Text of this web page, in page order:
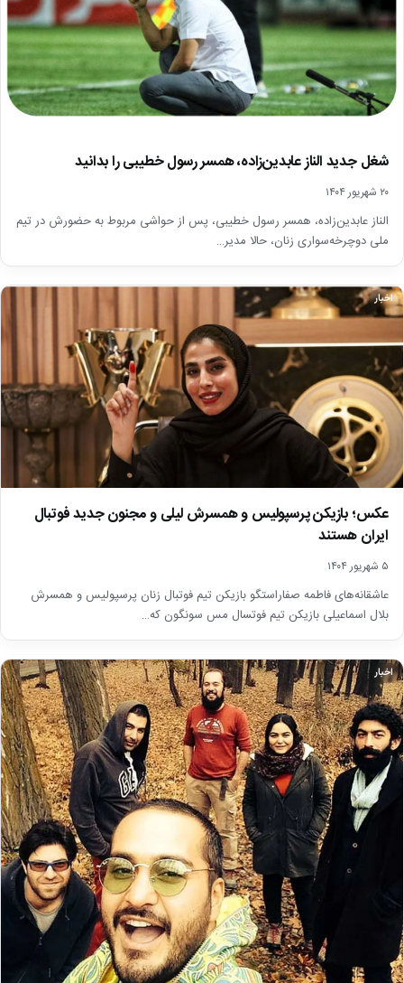
شغل جدید الناز عابدین‌زاده، همسر رسول خطیبی را بدانید
۲۰ شهریور ۱۴۰۴
الناز عابدین‌زاده، همسر رسول خطیبی، پس از حواشی مربوط به حضورش در تیم
ملی دوچرخه‌سواری زنان، حالا مدیر…
اخبار
عکس؛ بازیکن پرسپولیس و همسرش لیلی و مجنون جدید فوتبال
ایران هستند
۵ شهریور ۱۴۰۴
عاشقانه‌های فاطمه صفاراستگو بازیکن تیم فوتبال زنان پرسپولیس و همسرش
بلال اسماعیلی بازیکن تیم فوتسال مس سونگون که…
اخبار